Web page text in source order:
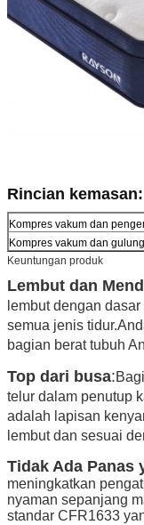
Rincian kemasan:
Kompres vakum dan
Kompres vakum dan
Keuntungan produk
Lembut dan
lembut dengan
semua jenis
bagian berat tubuh
Top dari busa:
telur dalam penutup
adalah lapisan
lembut dan sesuai
Tidak Ada Panas
meningkatkan
nyaman sepanjang
standar CFR1633